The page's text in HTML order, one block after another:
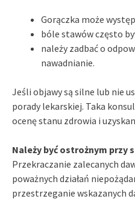
Gorączka może
bóle stawów często
należy zadbać o
nawadnianie.
Jeśli objawy są silne lub nie
porady lekarskiej. Taka
ocenę stanu zdrowia i
Należy być ostrożnym przy
Przekraczanie zalecanych
poważnych działań
przestrzeganie wskazanych